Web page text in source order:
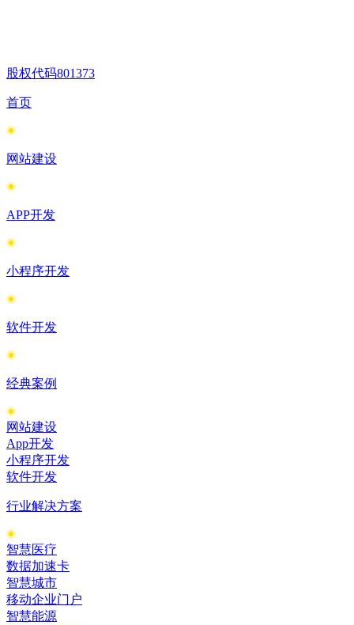
股权代码801373
首页
网站建设
APP开发
小程序开发
软件开发
经典案例
网站建设
App开发
小程序开发
软件开发
行业解决方案
智慧医疗
数据加速卡
智慧城市
移动企业门户
智慧能源